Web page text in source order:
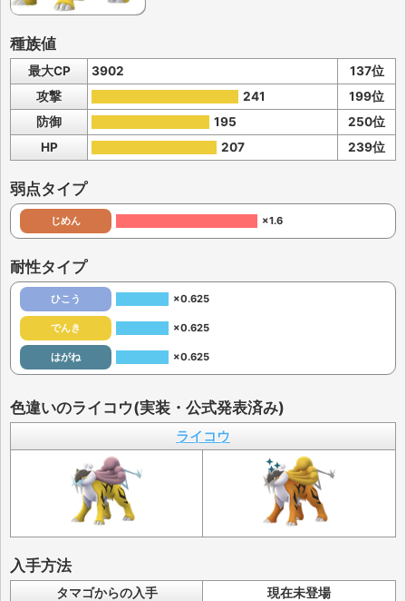
種族値
最大CP 3902
137位
攻撃
241
199位
防御
195
250位
HP
207 239位
弱点タイプ
じめん ×1.6
耐性タイプ
ひこう ×0.625
でんき ×0.625
はがね ×0.625
色違いのライコウ(実装・公式発表済み)
ライコウ
入手方法
タマゴからの入手
現在未登場